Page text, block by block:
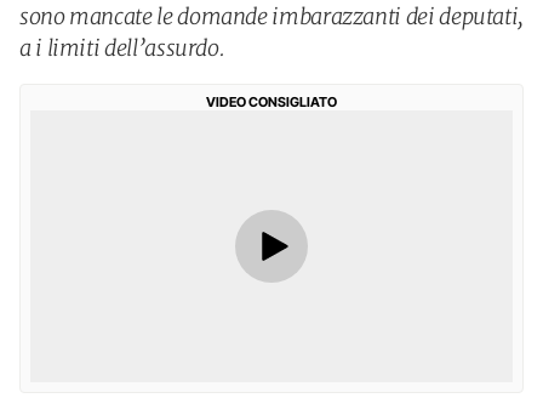
sono mancate le domande imbarazzanti dei deputati,
a i limiti dell’assurdo.
VIDEO CONSIGLIATO